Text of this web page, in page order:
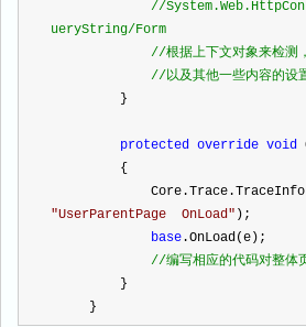
//
ueryString/Form
//根据上下文对象来检测
//以及其他一些内容的设
         }
protected override void
         {
"UserParentPage  OnLoad" );
base.OnLoad(e);
//编写相应的代码对整体
         }
     }